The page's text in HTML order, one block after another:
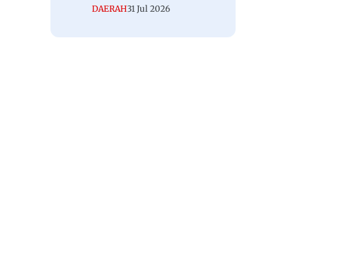
DAERAH31 Jul 2026